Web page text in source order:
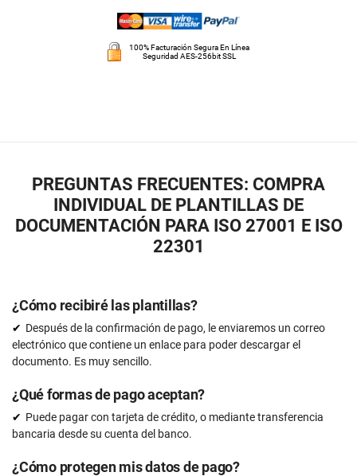
100% Facturación Segura En Línea
Seguridad AES-256bit SSL
PREGUNTAS FRECUENTES: COMPRA
INDIVIDUAL DE PLANTILLAS DE
DOCUMENTACIÓN PARA ISO 27001 E ISO
22301
¿Cómo recibiré las plantillas?
Después de la confirmación de pago, le enviaremos un correo
electrónico que contiene un enlace para poder descargar el
documento. Es muy sencillo.
¿Qué formas de pago aceptan?
Puede pagar con tarjeta de crédito, o mediante transferencia
bancaria desde su cuenta del banco.
¿Cómo protegen mis datos de pago?